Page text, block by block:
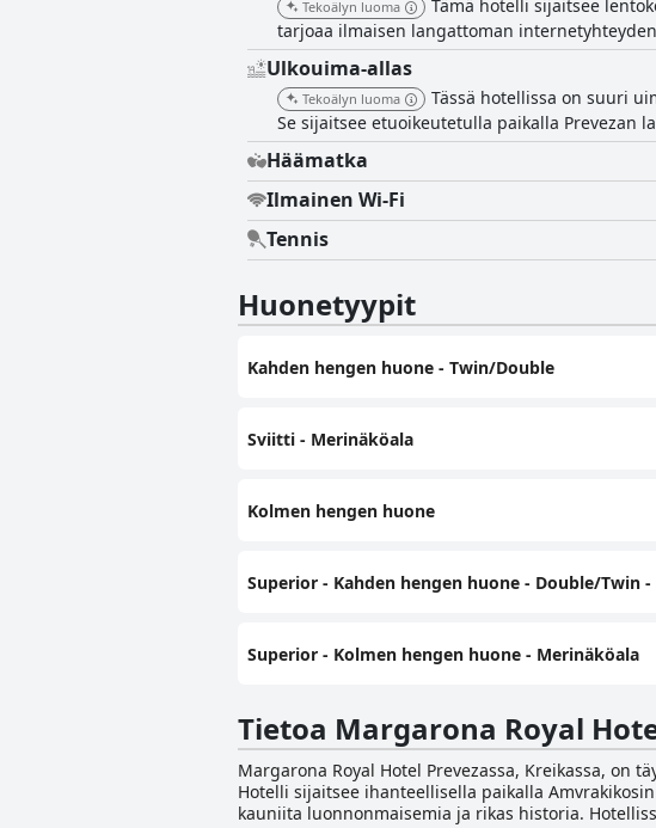
Tekoälyn luoma
Tämä hotelli sijaitsee
tarjoaa ilmaisen langattoman
Ulkouima-allas
Tekoälyn luoma
Tässä hotellissa on suuri
Se sijaitsee etuoikeutetulla paikalla Prevezan
Häämatka
Ilmainen Wi-Fi
Tennis
Huonetyypit
Kahden hengen huone - Twin/Double
Sviitti - Merinäköala
Kolmen hengen huone
Superior - Kahden hengen huone - Double/Twin
Superior - Kolmen hengen huone - Merinäköala
Tietoa Margarona Royal
Margarona Royal Hotel Prevezassa, Kreikassa,
Hotelli sijaitsee ihanteellisella paikalla
kauniita luonnonmaisemia ja rikas historia.